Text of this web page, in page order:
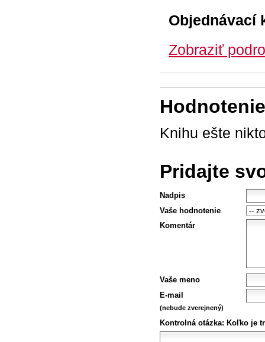
Objednávací
Zobraziť
Knihu ešte
Pridajte
Nadpis
Vaše hodnotenie
Komentár
Vaše meno
E-mail
(nebude zverejnený)
Kontrolná otázka: Koľko je